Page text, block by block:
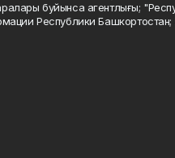
буйынса агентлығы;
Республики